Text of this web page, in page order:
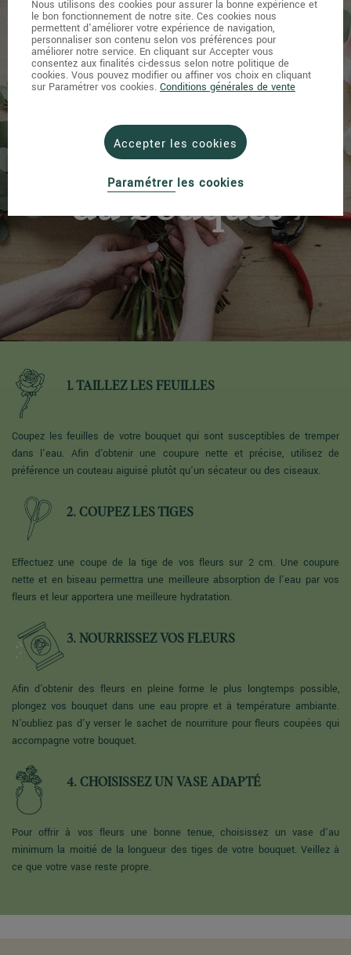
L’entretien
du bouquet
1. TAILLEZ LES FEUILLES
Coupez les feuilles de votre bouquet qui sont susceptibles de tremper
dans l'eau. Afin d'obtenir une coupure nette et précise, utilisez de
préférence un couteau aiguisé plutôt qu’un sécateur ou des ciseaux.
2. COUPEZ LES TIGES
Effectuez une coupe de la tige de vos fleurs sur 2 cm. Une coupure
nette et en biseau permettra une meilleure absorption de l'eau par vos
fleurs et leur apportera une meilleure hydratation.
3. NOURRISSEZ VOS FLEURS
Afin d'obtenir des fleurs en pleine forme le plus longtemps possible,
plongez vos bouquet dans une eau propre et à température ambiante.
N'oubliez pas d'y verser le sachet de nourriture pour fleurs coupées qui
accompagne votre bouquet.
4. CHOISISSEZ UN VASE ADAPTÉ
Pour offrir à vos fleurs une bonne tenue, choisissez un vase d'au
minimum la moitié de la longueur des tiges de votre bouquet. Veillez à
ce que votre vase reste propre.
Nous utilisons des cookies pour assurer la bonne expérience et
le bon fonctionnement de notre site. Ces cookies nous
permettent d'améliorer votre expérience de navigation,
personnaliser son contenu selon vos préférences pour
améliorer notre service. En cliquant sur Accepter vous
consentez aux finalités ci-dessus selon notre politique de
cookies. Vous pouvez modifier ou affiner vos choix en cliquant
sur Paramétrer vos cookies. Conditions générales de vente
Accepter les cookies
Paramétrer les cookies